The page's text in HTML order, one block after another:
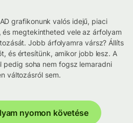
grafikonunk valós idejű, piaci
megtekintheted vele az árfolyam
Jobb árfolyamra vársz? Állíts
és értesítünk, amikor jobb lesz. A
pedig soha nem fogsz lemaradni
változásról sem.
nyomon követése